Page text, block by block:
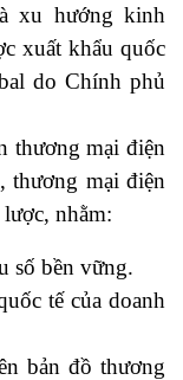
xu hướng kinh
xuất khẩu quốc
do Chính phủ
thương mại điện
thương mại điện
nhằm:
số bền vững.
tế của doanh
bản đồ thương